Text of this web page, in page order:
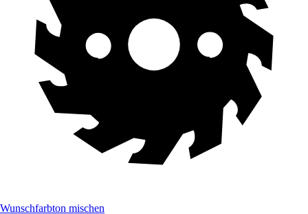
Wunschfarbton mischen